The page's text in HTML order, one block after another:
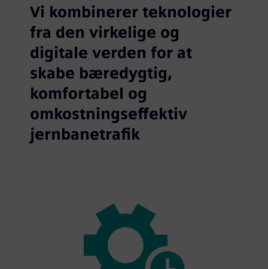
Vi kombinerer teknologier
fra den virkelige og
digitale verden for at
skabe bæredygtig,
komfortabel og
omkostningseffektiv
jernbanetrafik